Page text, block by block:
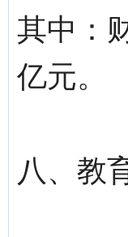
其中：
亿元。
八、教